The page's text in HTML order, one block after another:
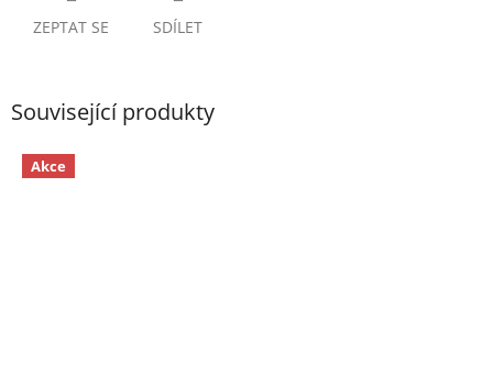
ZEPTAT SE SDÍLET
Související produkty
Akce